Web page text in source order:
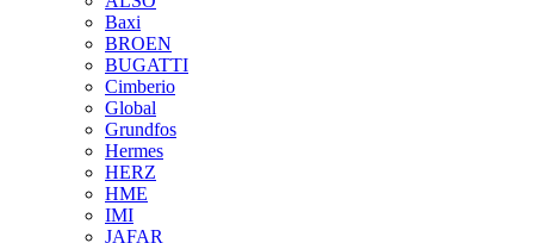
Baxi
BROEN
BUGATTI
Cimberio
Global
Grundfos
Hermes
HERZ
HME
IMI
JAFAR